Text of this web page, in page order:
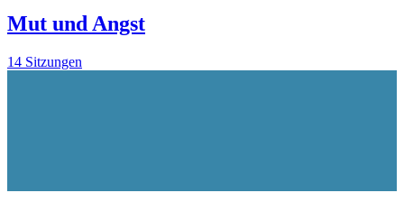
Mut und Angst
14 Sitzungen